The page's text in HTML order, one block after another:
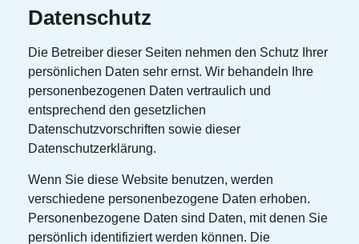
Datenschutz
Die Betreiber dieser Seiten nehmen den Schutz Ihrer
persönlichen Daten sehr ernst. Wir behandeln Ihre
personenbezogenen Daten vertraulich und
entsprechend den gesetzlichen
Datenschutzvorschriften sowie dieser
Datenschutzerklärung.
Wenn Sie diese Website benutzen, werden
verschiedene personenbezogene Daten erhoben.
Personenbezogene Daten sind Daten, mit denen Sie
persönlich identifiziert werden können. Die